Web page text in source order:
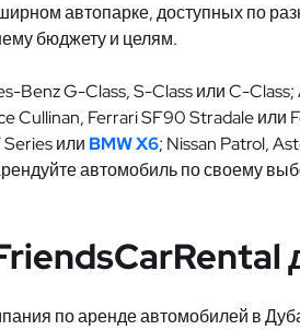
автопарке, доступных по
бюджету и целям.
Benz G-Class, S-Class или C-
Cullinan, Ferrari SF90 Stradale или
или BMW X6; Nissan Patrol,
автомобиль по своему
по аренде автомобилей в